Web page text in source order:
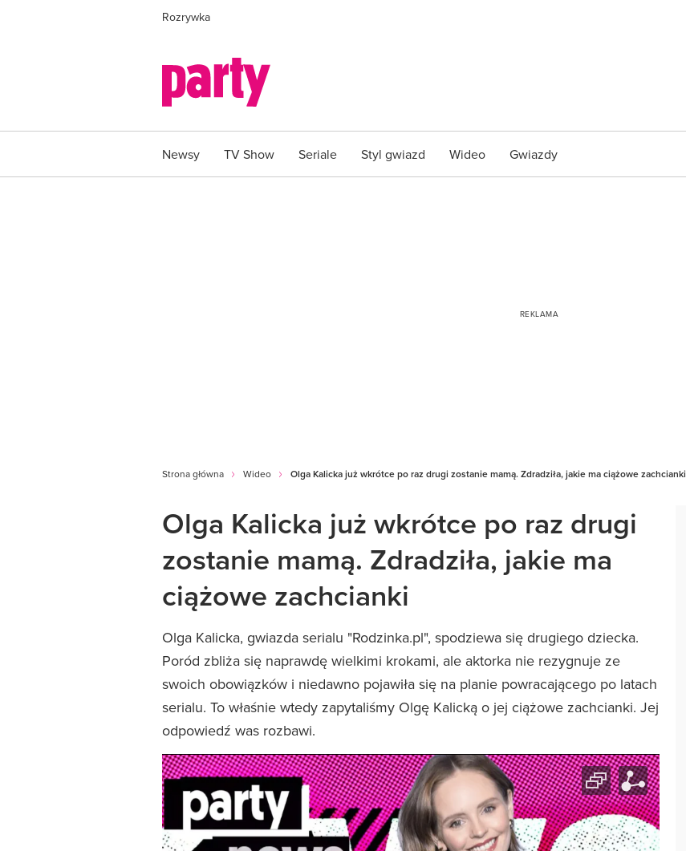
Rozrywka
Newsy TV Show Seriale Styl gwiazd Wideo Gwiazdy
Strona główna Wideo Olga Kalicka już wkrótce po raz drugi zostanie mamą. Zdradziła, jakie ma ciążowe zachcianki
Olga Kalicka już wkrótce po raz drugi
zostanie mamą. Zdradziła, jakie ma
ciążowe zachcianki
Olga Kalicka, gwiazda serialu "Rodzinka.pl", spodziewa się drugiego dziecka.
Poród zbliża się naprawdę wielkimi krokami, ale aktorka nie rezygnuje ze
swoich obowiązków i niedawno pojawiła się na planie powracającego po latach
serialu. To właśnie wtedy zapytaliśmy Olgę Kalicką o jej ciążowe zachcianki. Jej
odpowiedź was rozbawi.